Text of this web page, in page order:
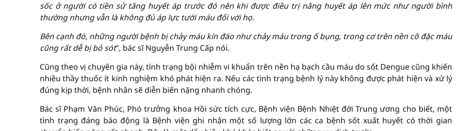
sốc ở người có tiền sử tăng huyết áp trước đó nên khi được điều trị nâng huyết áp lên mức như người bình
thường nhưng vẫn là không đủ áp lực tưới máu đối với họ.
Bên cạnh đó, những người bệnh bị chảy máu kín đáo như chảy máu trong ổ bụng, trong cơ trên nền cô đặc máu
cũng rất dễ bị bỏ sót”, bác sĩ Nguyễn Trung Cấp nói.
Cũng theo vị chuyên gia này, tình trạng bội nhiễm vi khuẩn trên nền hạ bạch cầu máu do sốt Dengue cũng khiến
nhiều thầy thuốc ít kinh nghiệm khó phát hiện ra. Nếu các tình trạng bệnh lý này không được phát hiện và xử lý
đúng kịp thời, bệnh nhân sẽ diễn biến nặng nhanh chóng.
Bác sĩ Phạm Văn Phúc, Phó trưởng khoa Hồi sức tích cực, Bệnh viện Bệnh Nhiệt đới Trung ương cho biết, một
tình trạng đáng báo động là Bệnh viện ghi nhận một số lượng lớn các ca bệnh sốt xuất huyết có thời gian